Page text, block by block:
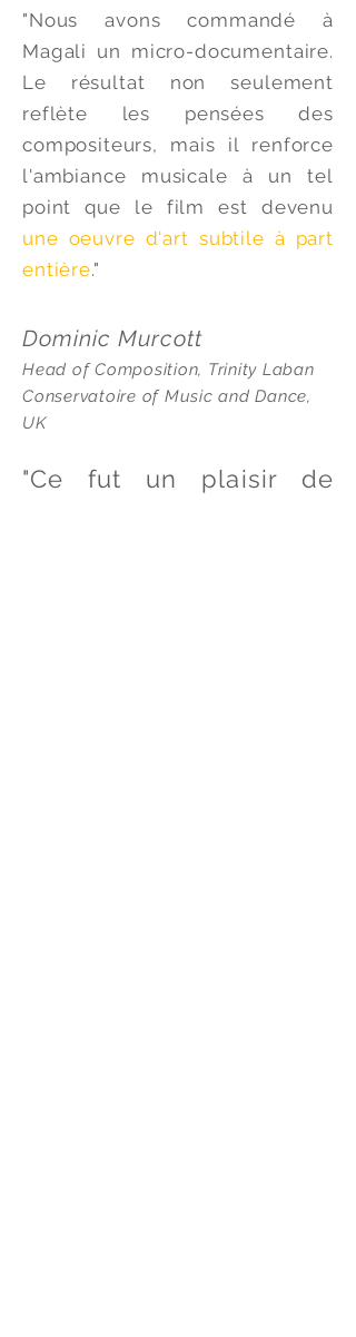
"Nous avons commandé à
Magali un micro-documentaire.
Le résultat non seulement
reflète les pensées des
compositeurs, mais il renforce
l'ambiance musicale à un tel
point que le film est devenu
une oeuvre d'art subtile à part
entière."
Dominic Murcott
Head of Composition, Trinity Laban
Conservatoire of Music and Dance,
UK
"Ce fut un plaisir de